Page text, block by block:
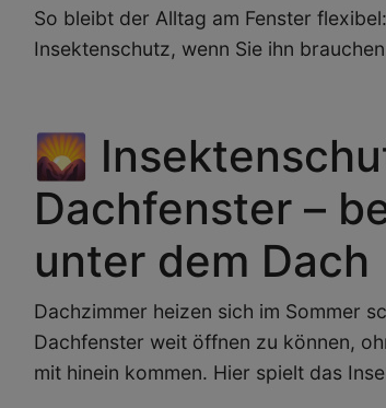
So bleibt der Alltag am Fenster
Insektenschutz, wenn Sie ihn
🌄
Dachfenster –
unter dem Dach
Dachzimmer heizen sich im Sommer
Dachfenster weit öffnen zu können,
mit hinein kommen. Hier spielt das